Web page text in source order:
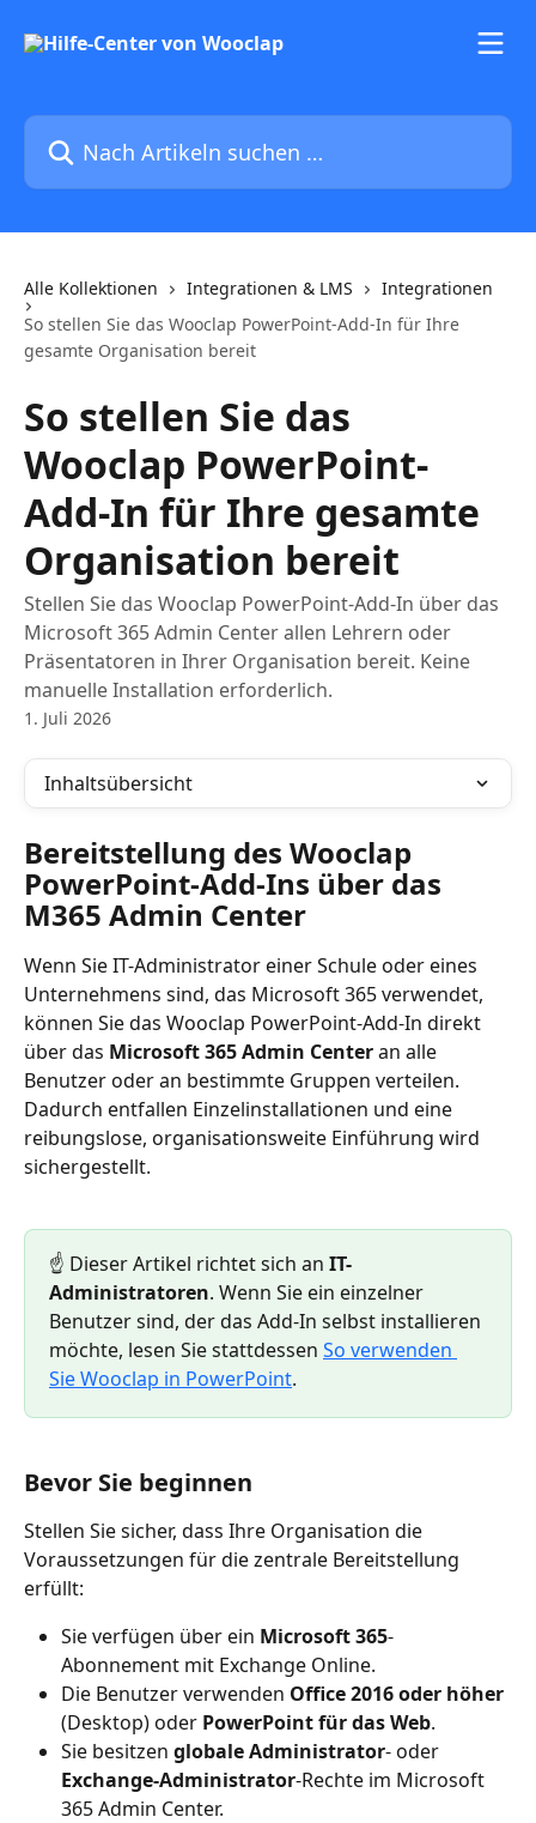
Nach Artikeln suchen …
Alle Kollektionen Integrationen & LMS
Integrationen
So stellen Sie das Wooclap PowerPoint-Add-In für Ihre
gesamte Organisation bereit
So stellen Sie das
Wooclap PowerPoint-
Add-In für Ihre gesamte
Organisation bereit
Stellen Sie das Wooclap PowerPoint-Add-In über das
Microsoft 365 Admin Center allen Lehrern oder
Präsentatoren in Ihrer Organisation bereit. Keine
manuelle Installation erforderlich.
1. Juli 2026
Inhaltsübersicht
Bereitstellung des Wooclap
PowerPoint-Add-Ins über das
M365 Admin Center
Wenn Sie IT-Administrator einer Schule oder eines
Unternehmens sind, das Microsoft 365 verwendet,
können Sie das Wooclap PowerPoint-Add-In direkt
über das Microsoft 365 Admin Center an alle
Benutzer oder an bestimmte Gruppen verteilen.
Dadurch entfallen Einzelinstallationen und eine
reibungslose, organisationsweite Einführung wird
sichergestellt.
☝️ Dieser Artikel richtet sich an IT-
Administratoren. Wenn Sie ein einzelner
Benutzer sind, der das Add-In selbst installieren
möchte, lesen Sie stattdessen So verwenden
Sie Wooclap in PowerPoint.
Bevor Sie beginnen
Stellen Sie sicher, dass Ihre Organisation die
Voraussetzungen für die zentrale Bereitstellung
erfüllt:
Sie verfügen über ein Microsoft 365-
Abonnement mit Exchange Online.
Die Benutzer verwenden Office 2016 oder höher
(Desktop) oder PowerPoint für das Web.
Sie besitzen globale Administrator- oder
Exchange-Administrator-Rechte im Microsoft
365 Admin Center.